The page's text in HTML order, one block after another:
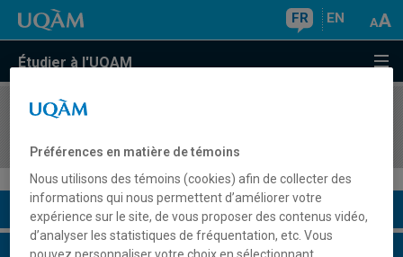
FR EN
Étudier à l'UQAM
COURS//
Description du cours
Horaire - Été 2026
Préférences en matière de témoins
Nous utilisons des témoins (cookies) afin de collecter des
informations qui nous permettent d’améliorer votre
expérience sur le site, de vous proposer des contenus vidéo,
d’analyser les statistiques de fréquentation, etc. Vous